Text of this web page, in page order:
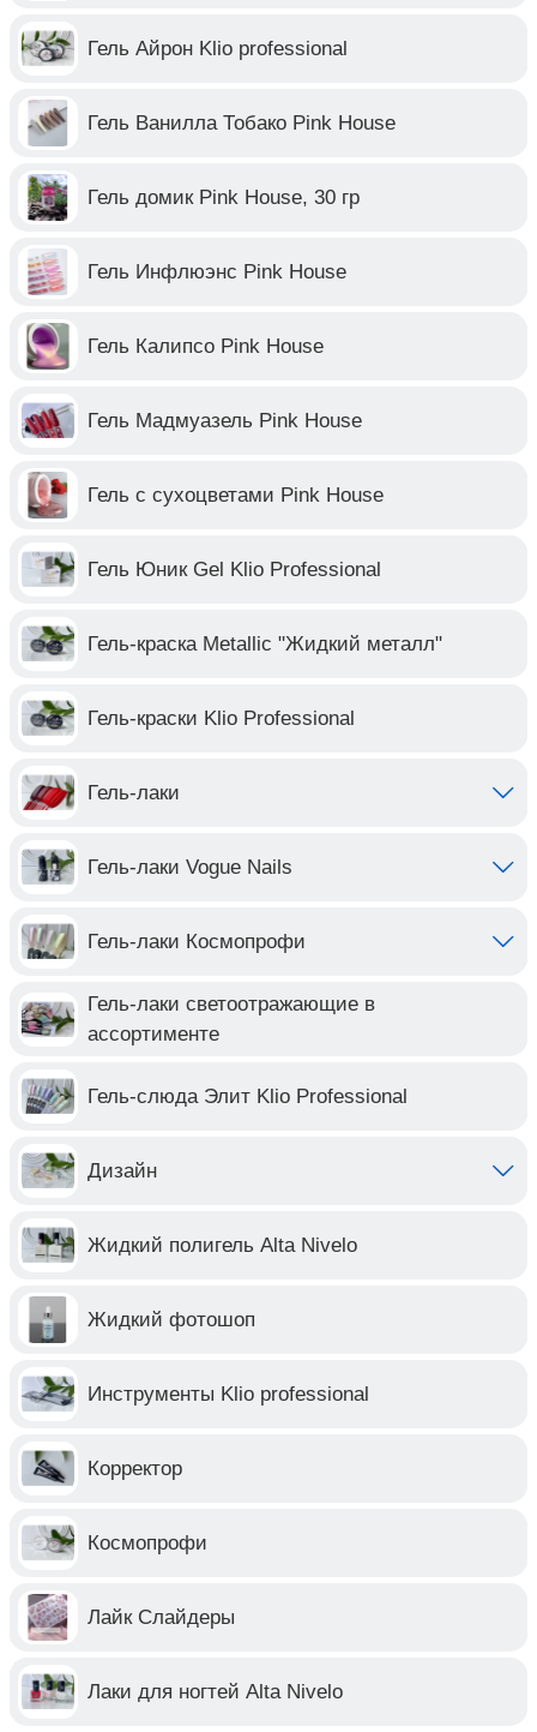
Гель Айрон Klio professional
Гель Ванилла Тобако Pink House
Гель домик Pink House, 30 гр
Гель Инфлюэнс Pink House
Гель Калипсо Pink House
Гель Мадмуазель Pink House
Гель с сухоцветами Pink House
Гель Юник Gel Klio Professional
Гель-краска Metallic "Жидкий металл"
Гель-краски Klio Professional
Гель-лаки
Гель-лаки Vogue Nails
Гель-лаки Космопрофи
Гель-лаки светоотражающие в
ассортименте
Гель-слюда Элит Klio Professional
Дизайн
Жидкий полигель Alta Nivelo
Жидкий фотошоп
Инструменты Klio professional
Корректор
Космопрофи
Лайк Слайдеры
Лаки для ногтей Alta Nivelo